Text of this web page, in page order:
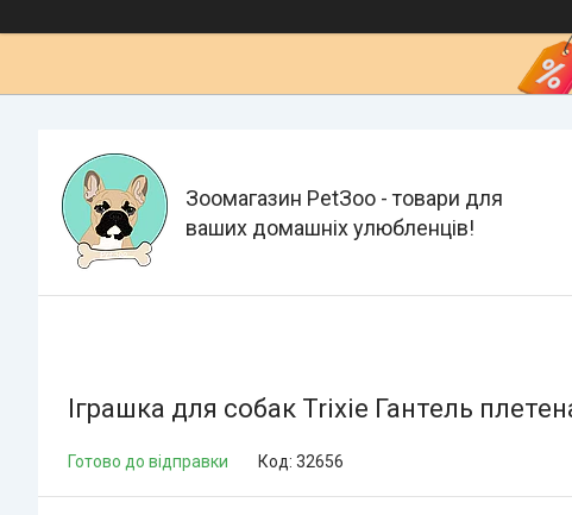
Зоомагазин PetЗoo - товари для
ваших домашніх улюбленців!
Іграшка для собак Trixie Гантель
Готово до відправки Код: 32656